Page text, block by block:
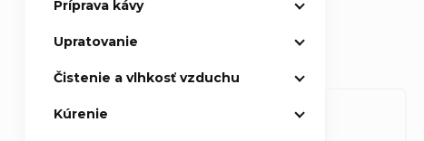
Príprava kávy
Upratovanie
Čistenie a vlhkosť vzduchu
Kúrenie